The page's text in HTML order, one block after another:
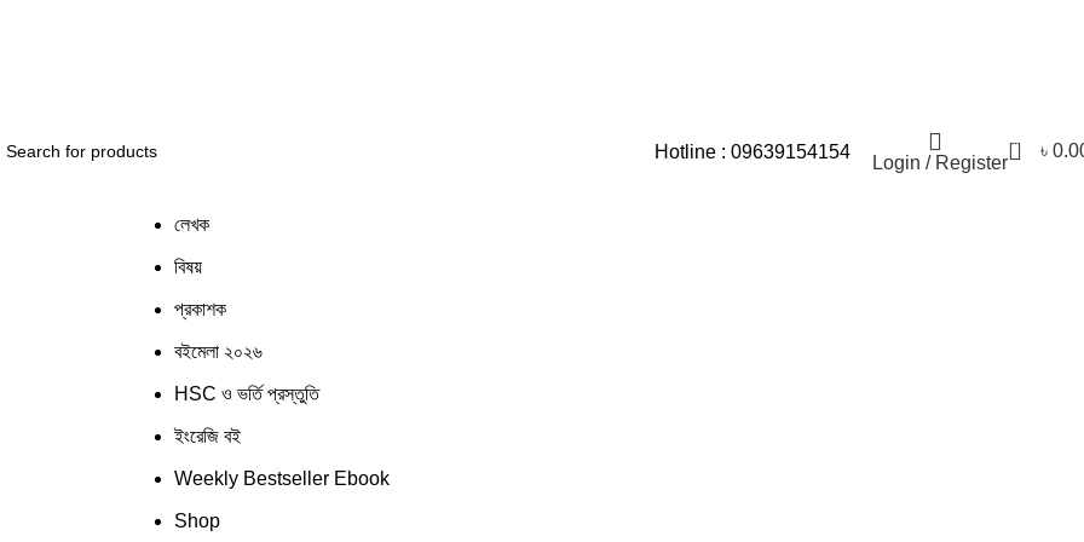
Hotline : 09639154154
Login / Register
0 ৳
লেখক
বিষয়
প্রকাশক
বইমেলা ২০২৬
HSC ও ভর্তি প্রস্তুতি
ইংরেজি বই
Weekly Bestseller Ebook
Shop